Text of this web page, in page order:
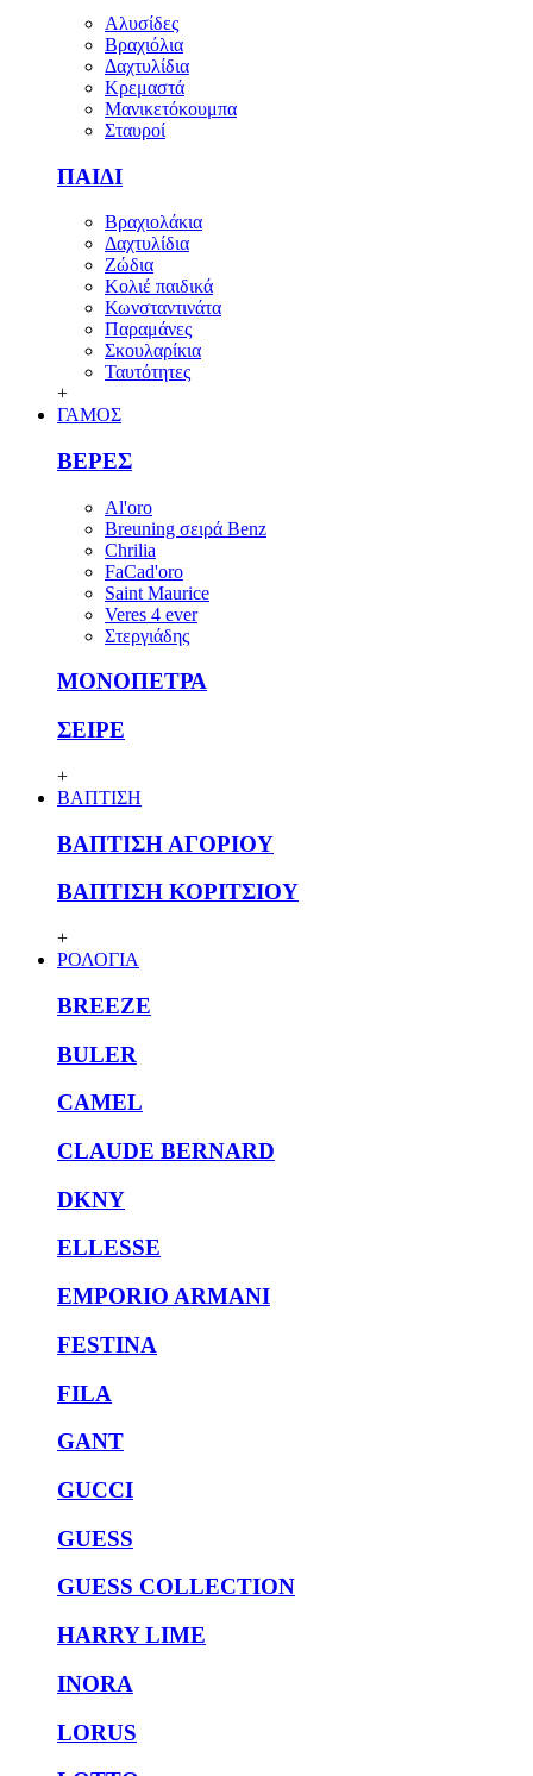
Αλυσίδες
Βραχιόλια
Δαχτυλίδια
Κρεμαστά
Μανικετόκουμπα
Σταυροί
ΠΑΙΔΙ
Βραχιολάκια
Δαχτυλίδια
Ζώδια
Κολιέ παιδικά
Κωνσταντινάτα
Παραμάνες
Σκουλαρίκια
Ταυτότητες
+
ΓΑΜΟΣ
ΒΕΡΕΣ
Al'oro
Breuning σειρά Benz
Chrilia
FaCad'oro
Saint Maurice
Veres 4 ever
Στεργιάδης
ΜΟΝΟΠΕΤΡΑ
ΣΕΙΡΕ
+
ΒΑΠΤΙΣΗ
ΒΑΠΤΙΣΗ ΑΓΟΡΙΟΥ
ΒΑΠΤΙΣΗ ΚΟΡΙΤΣΙΟΥ
+
ΡΟΛΟΓΙΑ
BREEZE
BULER
CAMEL
CLAUDE BERNARD
DKNY
ELLESSE
EMPORIO ARMANI
FESTINA
FILA
GANT
GUCCI
GUESS
GUESS COLLECTION
HARRY LIME
INORA
LORUS